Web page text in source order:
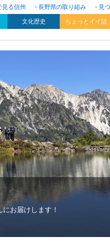
見る信州 長野県の取り組み
見
文化歴史 ちょっとイイ話
お届けします！